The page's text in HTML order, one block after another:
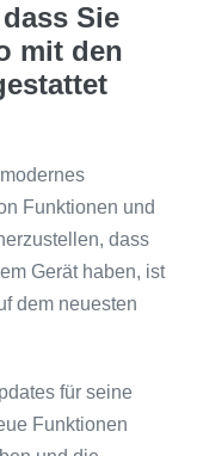
Sie
mit den
Funktionen und
dass
Gerät haben, ist
dem neuesten
für seine
Funktionen